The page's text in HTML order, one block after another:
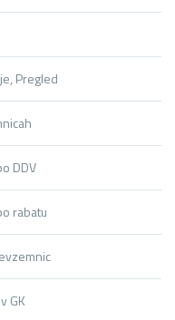
Pregled
DDV
rabatu
GK